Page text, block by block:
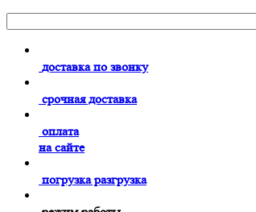
доставка по звонку
срочная доставка
оплата
на сайте
погрузка разгрузка